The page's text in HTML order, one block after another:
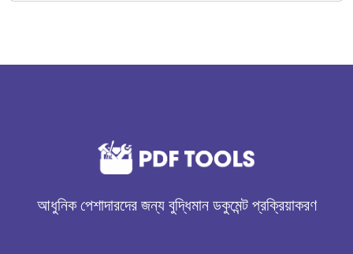
আধুনিক পেশাদারদের জন্য বুদ্ধিমান ডকুমেন্ট প্রক্রিয়াকরণ